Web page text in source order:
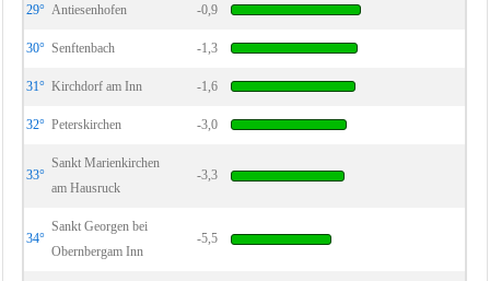
29° Antiesenhofen -0,9
30° Senftenbach -1,3
31° Kirchdorf am Inn -1,6
32° Peterskirchen -3,0
33°
Sankt Marienkirchen
am Hausruck
-3,3
34°
Sankt Georgen bei
Obernbergam Inn
-5,5